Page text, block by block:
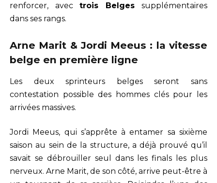
renforcer, avec trois Belges supplémentaires
dans ses rangs.
Arne Marit & Jordi Meeus : la vitesse
belge en première ligne
Les deux sprinteurs belges seront sans
contestation possible des hommes clés pour les
arrivées massives.
Jordi Meeus, qui s’apprête à entamer sa sixième
saison au sein de la structure, a déjà prouvé qu’il
savait se débrouiller seul dans les finals les plus
nerveux. Arne Marit, de son côté, arrive peut-être à